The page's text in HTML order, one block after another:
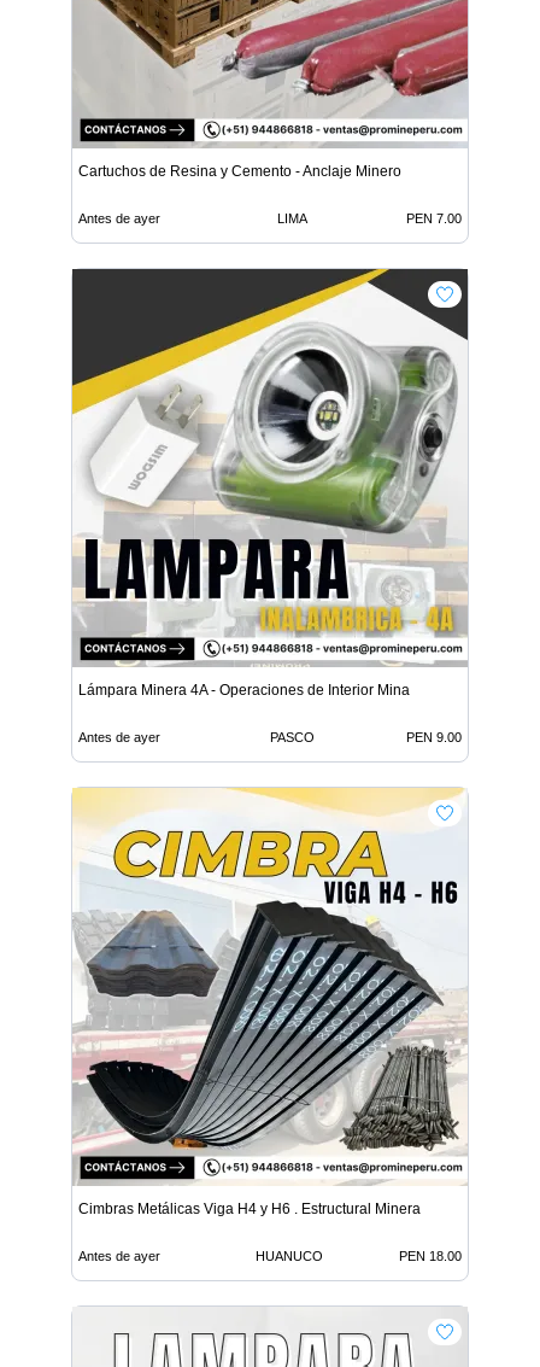
Cartuchos de Resina y Cemento - Anclaje Minero
Antes de ayer LIMA PEN 7.00
Lámpara Minera 4A - Operaciones de Interior Mina
Antes de ayer PASCO PEN 9.00
Cimbras Metálicas Viga H4 y H6 . Estructural Minera
Antes de ayer HUANUCO PEN 18.00